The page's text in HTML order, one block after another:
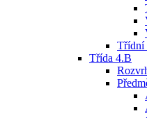
Třídní
Třída 4.B